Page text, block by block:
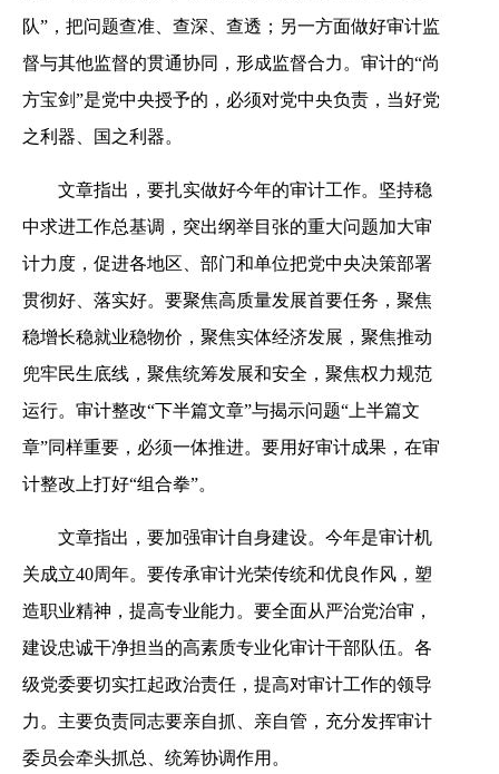
队”，把问题查准、查深、查透；另一方面做好审计监
督与其他监督的贯通协同，形成监督合力。审计的“尚
方宝剑”是党中央授予的，必须对党中央负责，当好党
之利器、国之利器。
文章指出，要扎实做好今年的审计工作。坚持稳
中求进工作总基调，突出纲举目张的重大问题加大审
计力度，促进各地区、部门和单位把党中央决策部署
贯彻好、落实好。要聚焦高质量发展首要任务，聚焦
稳增长稳就业稳物价，聚焦实体经济发展，聚焦推动
兜牢民生底线，聚焦统筹发展和安全，聚焦权力规范
运行。审计整改“下半篇文章”与揭示问题“上半篇文
章”同样重要，必须一体推进。要用好审计成果，在审
计整改上打好“组合拳”。
文章指出，要加强审计自身建设。今年是审计机
关成立40周年。要传承审计光荣传统和优良作风，塑
造职业精神，提高专业能力。要全面从严治党治审，
建设忠诚干净担当的高素质专业化审计干部队伍。各
级党委要切实扛起政治责任，提高对审计工作的领导
力。主要负责同志要亲自抓、亲自管，充分发挥审计
委员会牵头抓总、统筹协调作用。